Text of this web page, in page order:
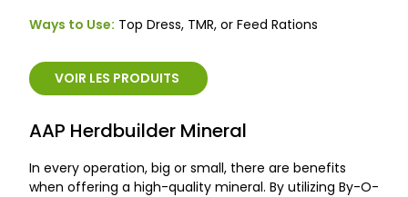
Ways to Use: Top Dress, TMR, or Feed Rations
VOIR LES PRODUITS
AAP Herdbuilder Mineral
In every operation, big or small, there are benefits
when offering a high-quality mineral. By utilizing By-O-